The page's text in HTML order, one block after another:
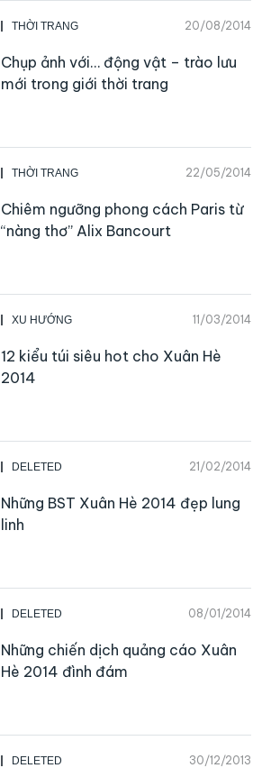
THỜI TRANG 20/08/2014
Chụp ảnh với… động vật – trào lưu
mới trong giới thời trang
THỜI TRANG 22/05/2014
Chiêm ngưỡng phong cách Paris từ
“nàng thơ” Alix Bancourt
XU HƯỚNG 11/03/2014
12 kiểu túi siêu hot cho Xuân Hè
2014
DELETED 21/02/2014
Những BST Xuân Hè 2014 đẹp lung
linh
DELETED 08/01/2014
Những chiến dịch quảng cáo Xuân
Hè 2014 đình đám
DELETED 30/12/2013